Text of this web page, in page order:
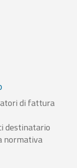
di fattura
destinatario
normativa